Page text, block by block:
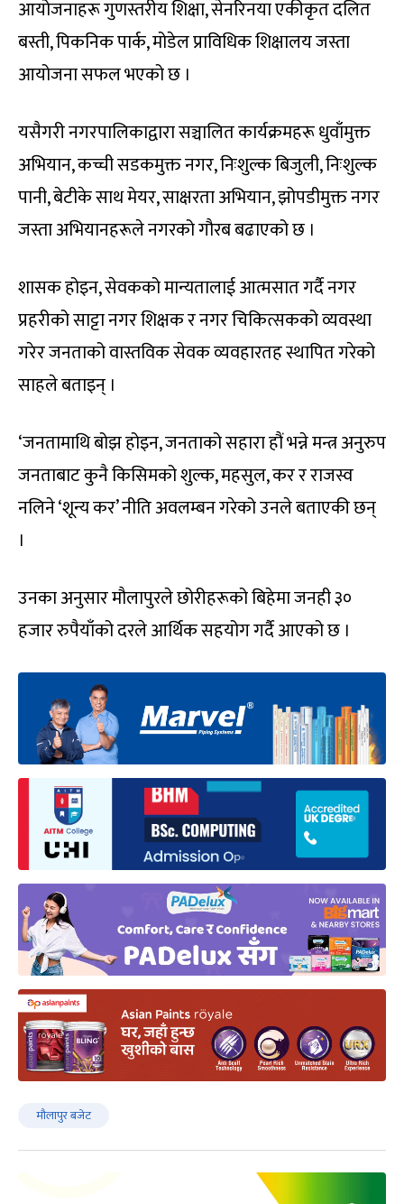
आयोजनाहरू गुणस्तरीय शिक्षा, सेनरिनया एकीकृत दलित
बस्ती, पिकनिक पार्क, मोडेल प्राविधिक शिक्षालय जस्ता
आयोजना सफल भएको छ ।
यसैगरी नगरपालिकाद्वारा सञ्चालित कार्यक्रमहरू धुवाँमुक्त
अभियान, कच्ची सडकमुक्त नगर, निःशुल्क बिजुली, निःशुल्क
पानी, बेटीके साथ मेयर, साक्षरता अभियान, झोपडीमुक्त नगर
जस्ता अभियानहरूले नगरको गौरब बढाएको छ ।
शासक होइन, सेवकको मान्यतालाई आत्मसात गर्दै नगर
प्रहरीको साट्टा नगर शिक्षक र नगर चिकित्सकको व्यवस्था
गरेर जनताको वास्तविक सेवक व्यवहारतह स्थापित गरेको
साहले बताइन् ।
‘जनतामाथि बोझ होइन, जनताको सहारा हौं भन्ने मन्त्र अनुरुप
जनताबाट कुनै किसिमको शुल्क, महसुल, कर र राजस्व
नलिने ‘शून्य कर’ नीति अवलम्बन गरेको उनले बताएकी छन्
।
उनका अनुसार मौलापुरले छोरीहरूको बिहेमा जनही ३०
हजार रुपैयाँको दरले आर्थिक सहयोग गर्दै आएको छ ।
मौलापुर बजेट